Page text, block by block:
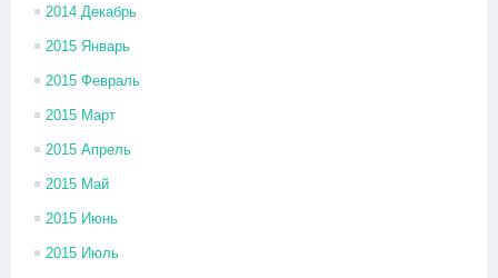
2014 Декабрь
2015 Январь
2015 Февраль
2015 Март
2015 Апрель
2015 Май
2015 Июнь
2015 Июль